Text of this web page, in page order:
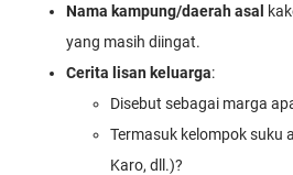
Nama kampung/daerah asal
yang masih diingat.
Cerita lisan keluarga:
Disebut sebagai marga
Termasuk kelompok suku
Karo, dll.)?